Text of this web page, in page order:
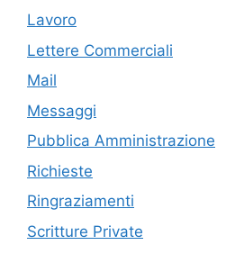
Lavoro
Lettere Commerciali
Mail
Messaggi
Pubblica Amministrazione
Richieste
Ringraziamenti
Scritture Private